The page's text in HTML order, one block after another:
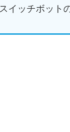
スイッチボット